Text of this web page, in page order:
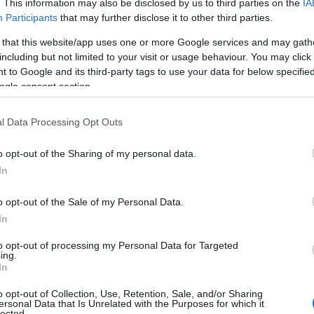
This information may also be disclosed by us to third parties on the
Participants that may further disclose it to other third parties.
that this website/app uses one or more Google services and may
but not limited to your visit or usage behaviour. You may
to Google and its third-party tags to use your data for below
consent section.
Data Processing Opt Outs
opt-out of the Sharing of my personal data.
opt-out of the Sale of my Personal Data.
opt-out of processing my Personal Data for Targeted
opt-out of Collection, Use, Retention, Sale, and/or Sharing
Data that Is Unrelated with the Purposes for which it
φυσικό και διαχρονικό στοιχείο των
εκατοντάδες εκατομμύρια χρόνια, ενώ οι
συνδέονται με πολύπλοκες
διεργασίες και δεν μπορούν να